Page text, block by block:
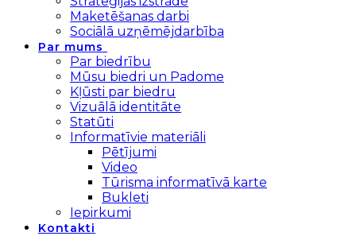
Maketēšanas darbi
Sociālā uzņēmējdarbība
Par mums
Par biedrību
Mūsu biedri un Padome
Kļūsti par biedru
Vizuālā identitāte
Statūti
Informatīvie materiāli
Pētījumi
Video
Tūrisma informatīvā karte
Bukleti
Iepirkumi
Kontakti